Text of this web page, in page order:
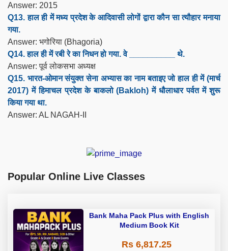
Answer: 2015
Q13. हाल ही में मध्य प्रदेश के आदिवासी लोगों द्वारा कौन सा त्यौहार मनाया
गया.
Answer: भगोरिया (Bhagoria)
Q14. हाल ही में रबी रे का निधन हो गया. वे __________ थे.
Answer: पूर्व लोकसभा अध्यक्ष
Q15. भारत-ओमान संयुक्त सेना अभ्यास का नाम बताइए जो हाल ही में (मार्च
2017) में हिमाचल प्रदेश के बाकलो (Bakloh) में धौलाधार पर्वत में शुरू
किया गया था.
Answer: AL NAGAH-II
Popular Online Live Classes
Bank Maha Pack Plus with English
Medium Book Kit
Rs 6,817.25